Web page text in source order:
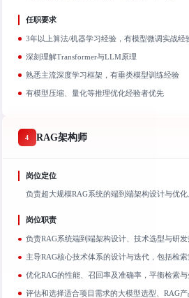
任职要求
3年以上算法/机器学习经验，有模型微调实战经
深刻理解Transformer与LLM原理
熟悉主流深度学习框架，有垂类模型训练经验
有模型压缩、量化等推理优化经验者优先
4 RAG架构师
岗位定位
负责超大规模RAG系统的端到端架构设计与优化
岗位职责
负责RAG系统端到端架构设计、技术选型与研发
主导RAG核心技术体系的设计与迭代，包括检
优化RAG的性能、召回率及准确率，平衡检索
评估和选择适合项目需求的大模型选型、RAG